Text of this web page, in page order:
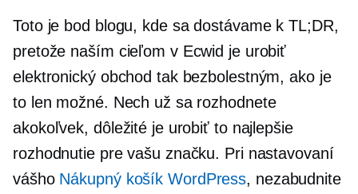
Toto je bod blogu, kde sa dostávame k TL;DR,
pretože naším cieľom v Ecwid je urobiť
elektronický obchod tak bezbolestným, ako je
to len možné. Nech už sa rozhodnete
akokoľvek, dôležité je urobiť to najlepšie
rozhodnutie pre vašu značku. Pri nastavovaní
vášho Nákupný košík WordPress, nezabudnite